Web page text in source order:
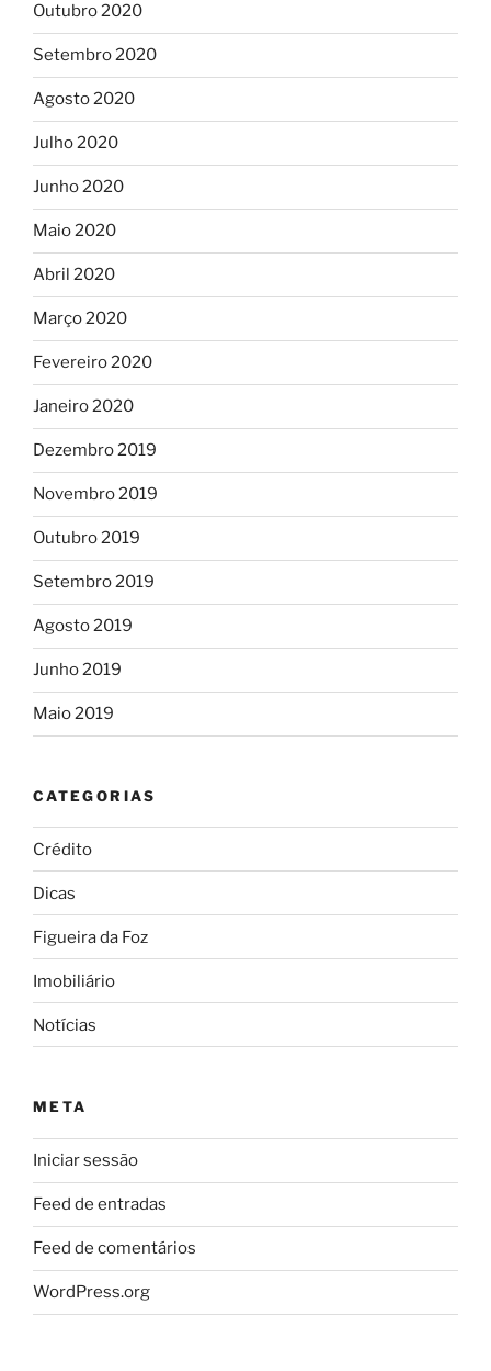
Outubro 2020
Setembro 2020
Agosto 2020
Julho 2020
Junho 2020
Maio 2020
Abril 2020
Março 2020
Fevereiro 2020
Janeiro 2020
Dezembro 2019
Novembro 2019
Outubro 2019
Setembro 2019
Agosto 2019
Junho 2019
Maio 2019
CATEGORIAS
Crédito
Dicas
Figueira da Foz
Imobiliário
Notícias
META
Iniciar sessão
Feed de entradas
Feed de comentários
WordPress.org